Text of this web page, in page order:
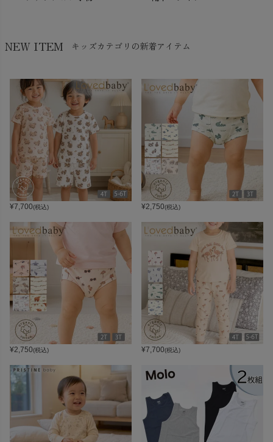
NEW ITEM キッズカテゴリの新着アイテム
¥7,700(税込) ¥2,750(税込)
¥2,750(税込) ¥7,700(税込)